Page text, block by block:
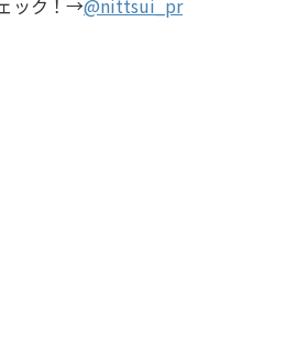
ック！→@nittsui_pr